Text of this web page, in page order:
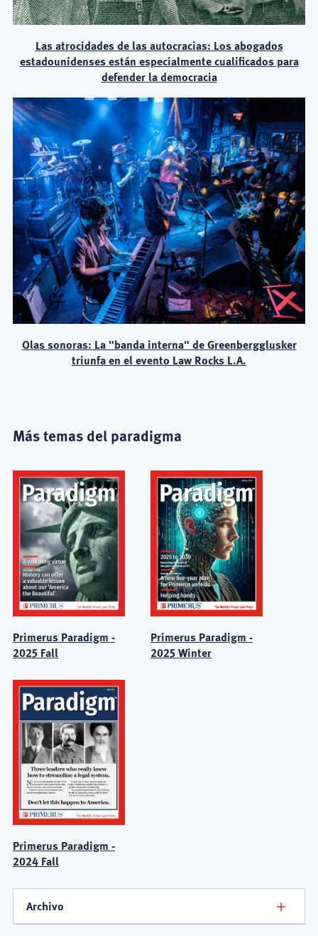
Las atrocidades de las autocracias: Los abogados
estadounidenses están especialmente cualificados para
defender la democracia
Olas sonoras: La "banda interna" de Greenbergglusker
triunfa en el evento Law Rocks L.A.
Más temas del paradigma
Primerus Paradigm -
2025 Fall
Primerus Paradigm -
2025 Winter
Primerus Paradigm -
2024 Fall
Archivo